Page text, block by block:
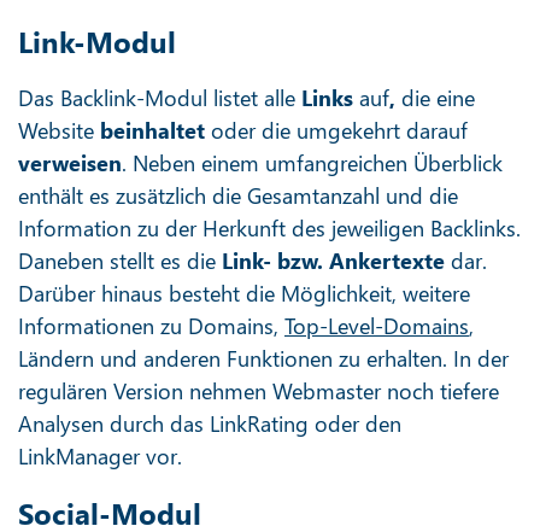
Link-Modul
Das Backlink-Modul listet alle Links auf, die eine
Website beinhaltet oder die umgekehrt darauf
verweisen. Neben einem umfangreichen Überblick
enthält es zusätzlich die Gesamtanzahl und die
Information zu der Herkunft des jeweiligen Backlinks.
Daneben stellt es die Link- bzw. Ankertexte dar.
Darüber hinaus besteht die Möglichkeit, weitere
Informationen zu Domains, Top-Level-Domains,
Ländern und anderen Funktionen zu erhalten. In der
regulären Version nehmen Webmaster noch tiefere
Analysen durch das LinkRating oder den
LinkManager vor.
Social-Modul